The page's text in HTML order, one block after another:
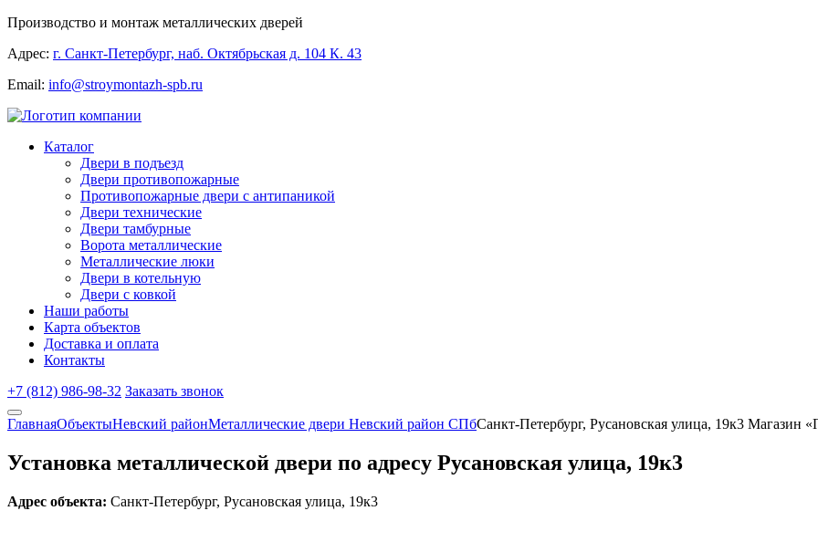
Производство и монтаж металлических дверей
Адрес: г. Санкт-Петербург, наб. Октябрьская д. 104 К. 43
Email: info@stroymontazh-spb.ru
Каталог
Двери в подъезд
Двери противопожарные
Противопожарные двери с антипаникой
Двери технические
Двери тамбурные
Ворота металлические
Металлические люки
Двери в котельную
Двери с ковкой
Наши работы
Карта объектов
Доставка и оплата
Контакты
+7 (812) 986-98-32 Заказать звонок
ГлавнаяОбъектыНевский районМеталлические двери Невский район СПбСанкт-Петербург, Русановская улица, 19к3 Магазин
Установка металлической двери по адресу Русановская улица, 19к3
Адрес объекта: Санкт-Петербург, Русановская улица, 19к3